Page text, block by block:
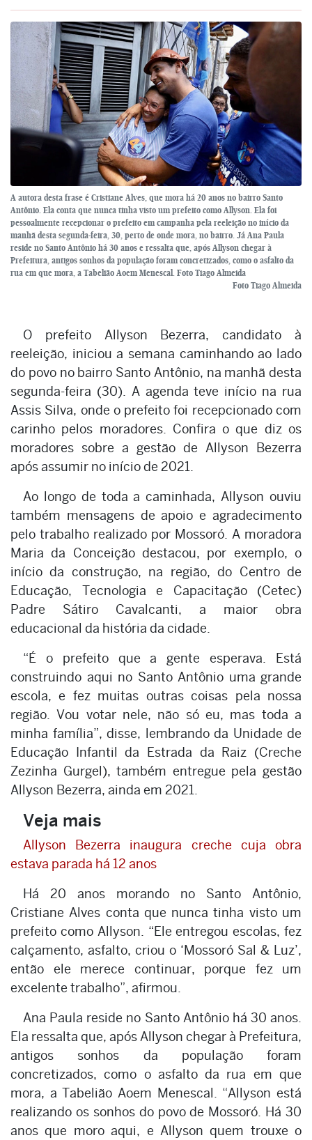
A autora desta frase é Cristiane Alves, que mora há 20 anos no bairro Santo
Antônio. Ela conta que nunca tinha visto um prefeito como Allyson. Ela foi
pessoalmente recepcionar o prefeito em campanha pela reeleição no início da
manhã desta segunda-feira, 30, perto de onde mora, no bairro. Já Ana Paula
reside no Santo Antônio há 30 anos e ressalta que, após Allyson chegar à
Prefeitura, antigos sonhos da população foram concretizados, como o asfalto da
rua em que mora, a Tabelião Aoem Menescal. Foto Tiago Almeida
Foto Tiago Almeida
O prefeito Allyson Bezerra, candidato à
reeleição, iniciou a semana caminhando ao lado
do povo no bairro Santo Antônio, na manhã desta
segunda-feira (30). A agenda teve início na rua
Assis Silva, onde o prefeito foi recepcionado com
carinho pelos moradores. Confira o que diz os
moradores sobre a gestão de Allyson Bezerra
após assumir no início de 2021.
Ao longo de toda a caminhada, Allyson ouviu
também mensagens de apoio e agradecimento
pelo trabalho realizado por Mossoró. A moradora
Maria da Conceição destacou, por exemplo, o
início da construção, na região, do Centro de
Educação, Tecnologia e Capacitação (Cetec)
Padre Sátiro Cavalcanti, a maior obra
educacional da história da cidade.
“É o prefeito que a gente esperava. Está
construindo aqui no Santo Antônio uma grande
escola, e fez muitas outras coisas pela nossa
região. Vou votar nele, não só eu, mas toda a
minha família”, disse, lembrando da Unidade de
Educação Infantil da Estrada da Raiz (Creche
Zezinha Gurgel), também entregue pela gestão
Allyson Bezerra, ainda em 2021.
Veja mais
Allyson Bezerra inaugura creche cuja obra
estava parada há 12 anos
Há 20 anos morando no Santo Antônio,
Cristiane Alves conta que nunca tinha visto um
prefeito como Allyson. “Ele entregou escolas, fez
calçamento, asfalto, criou o ‘Mossoró Sal & Luz’,
então ele merece continuar, porque fez um
excelente trabalho”, afirmou.
Ana Paula reside no Santo Antônio há 30 anos.
Ela ressalta que, após Allyson chegar à Prefeitura,
antigos sonhos da população foram
concretizados, como o asfalto da rua em que
mora, a Tabelião Aoem Menescal. “Allyson está
realizando os sonhos do povo de Mossoró. Há 30
anos que moro aqui, e Allyson quem trouxe o